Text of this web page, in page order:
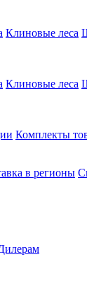
Клиновые леса
Клиновые леса
Комплекты
в регионы